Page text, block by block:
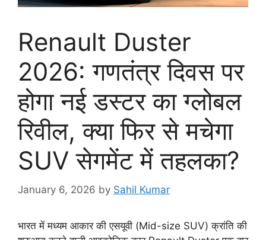
Renault Duster
2026: गणतंत्र दिवस पर
होगा नई डस्टर का ग्लोबल
रिवील, क्या फिर से मचेगा
SUV सेगमेंट में तहलका?
January 6, 2026 by Sahil Kumar
भारत में मध्यम आकार की एसयूवी (Mid-size SUV) क्रांति की